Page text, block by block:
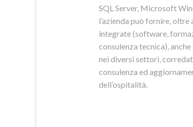
SQL Server, Microsoft
l’azienda può fornire,
integrate (software,
consulenza tecnica),
nei diversi settori,
consulenza ed
dell’ospitalità.